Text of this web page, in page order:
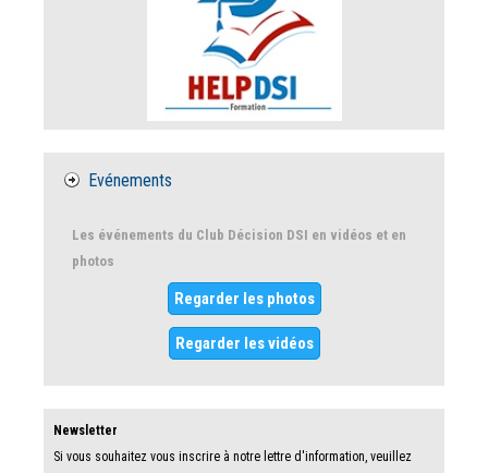
Evénements
Les événements du Club Décision DSI en vidéos et en
photos
Regarder les photos
Regarder les vidéos
Newsletter
Si vous souhaitez vous inscrire à notre lettre d'information, veuillez